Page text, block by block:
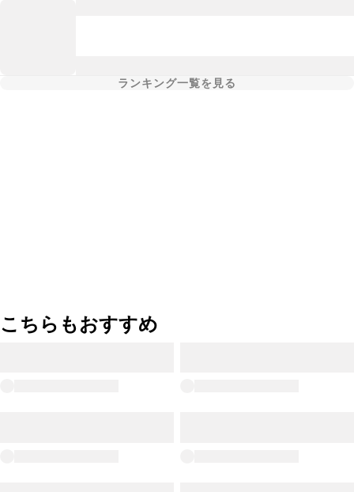
ランキング一覧を見る
こちらもおすすめ